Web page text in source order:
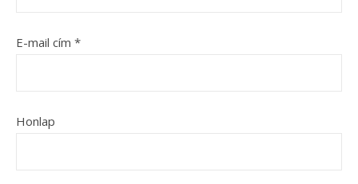
E-mail cím *
Honlap